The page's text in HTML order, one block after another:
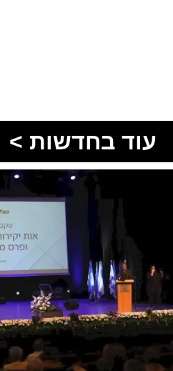
עוד בחדשות >